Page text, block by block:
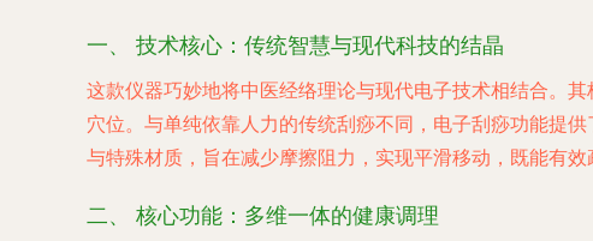
一、 技术核心：传统智慧与现代科技的结晶
这款仪器巧妙地将中医经络理论与现代电子技术相结合。
穴位。与单纯依靠人力的传统刮痧不同，电子刮痧功能提
与特殊材质，旨在减少摩擦阻力，实现平滑移动，既能有效
二、 核心功能：多维一体的健康调理